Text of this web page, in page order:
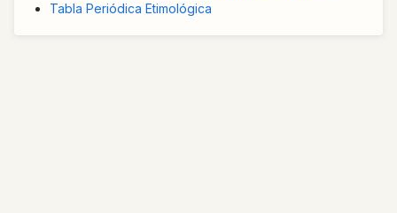
Tabla Periódica Etimológica